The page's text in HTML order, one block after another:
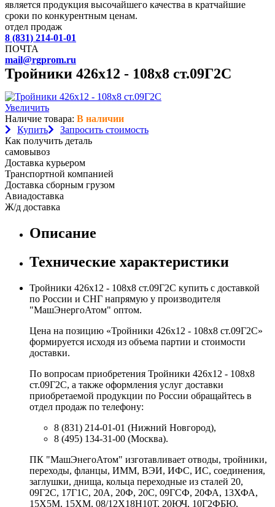
является продукция высочайшего качества в кратчайшие
сроки по конкурентным ценам.
отдел продаж
8 (831) 214-01-01
ПОЧТА
mail@rgprom.ru
Тройники 426х12 - 108х8 ст.09Г2С
Увеличить
Наличие товара: В наличии
Купить
Запросить стоимость
Как получить деталь
самовывоз
Доставка курьером
Транспортной компанией
Доставка сборным грузом
Авиадоставка
Ж/д доставка
Описание
Технические характеристики
Тройники 426х12 - 108х8 ст.09Г2С купить с доставкой
по России и СНГ напрямую у производителя
"МашЭнергоАтом" оптом.
Цена на позицию «Тройники 426х12 - 108х8 ст.09Г2С»
формируется исходя из объема партии и стоимости
доставки.
По вопросам приобретения Тройники 426х12 - 108х8
ст.09Г2С, а также оформления услуг доставки
приобретаемой продукции по России обращайтесь в
отдел продаж по телефону:
8 (831) 214-01-01 (Нижний Новгород),
8 (495) 134-31-00 (Москва).
ПК "МашЭнегоАтом" изготавливает отводы, тройники,
переходы, фланцы, ИММ, ВЭИ, ИФС, ИС, соединения,
заглушки, днища, кольца переходные из сталей 20,
09Г2С, 17Г1С, 20А, 20Ф, 20С, 09ГСФ, 20ФА, 13ХФА,
15Х5М, 15ХМ, 08/12Х18Н10Т, 20ЮЧ, 10Г2ФБЮ,